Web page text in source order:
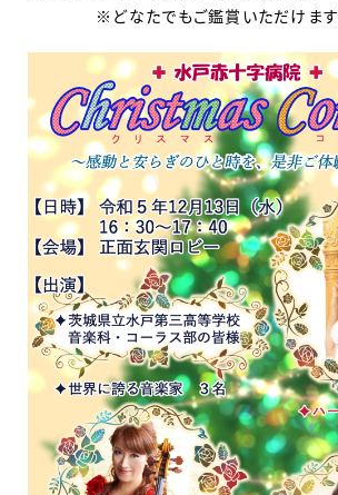
※どなたでもご鑑賞いただけます